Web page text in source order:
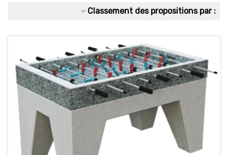
Classement des propositions par :